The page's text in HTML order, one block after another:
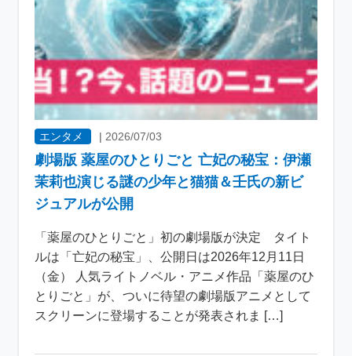
エンタメ | 2026/07/03
劇場版 薬屋のひとりごと 亡妃の秘宝：伊瀬
茉莉也演じる謎の少年と猫猫＆壬氏の新ビ
ジュアルが公開
「薬屋のひとりごと」初の劇場版が決定 タイト
ルは「亡妃の秘宝」、公開日は2026年12月11日
（金） 人気ライトノベル・アニメ作品「薬屋のひ
とりごと」が、ついに待望の劇場版アニメとして
スクリーンに登場することが発表されま […]